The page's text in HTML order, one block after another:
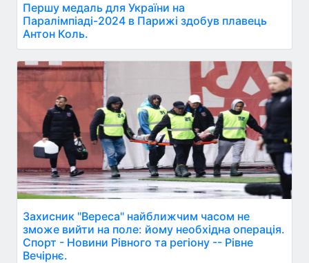
Першу медаль для України на
Паралімпіаді-2024 в Парижі здобув плавець
Антон Коль.
Захисник "Вереса" найближчим часом не
зможе вийти на поле: йому необхідна операція.
Спорт - Новини Рівного та регіону -- Рівне
Вечірнє.